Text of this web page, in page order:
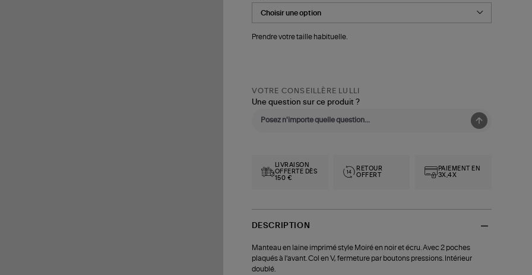
Prendre votre taille habituelle.
VOTRE CONSEILLÈRE LULLI
Une question sur ce produit ?
LIVRAISON
OFFERTE DÈS
150 €
RETOUR
OFFERT
PAIEMENT EN
3X,4X
DESCRIPTION
Manteau en laine imprimé style Moiré en noir et écru. Avec 2 poches
plaqués à l'avant. Col en V, fermeture par boutons pressions. Intérieur
doublé.